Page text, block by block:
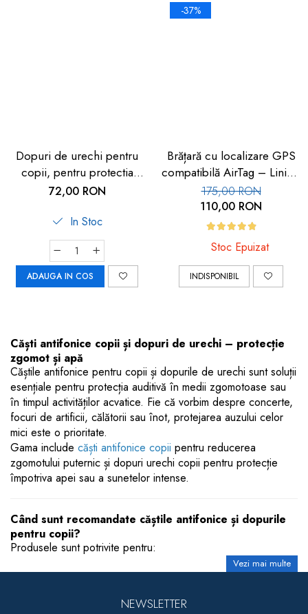
Dopuri de urechi pentru
copii, pentru protectia
auzului impotriva
33dB, 12 bucati, spuma,
portocaliu, SANOHRA Max
Kids
72,00 RON
In Stoc
ADAUGA IN COS
-37%
Brățară cu localizare GPS
compatibilă AirTag – Liniște
pentru părinți
175,00 RON
110,00 RON
Stoc Epuizat
INDISPONIBIL
Căști antifonice copii și dopuri de urechi – protecție
zgomot și apă
Căștile antifonice pentru copii și dopurile de urechi sunt soluții
esențiale pentru protecția auditivă în medii zgomotoase sau
în timpul activităților acvatice. Fie că vorbim despre concerte,
focuri de artificii, călătorii sau înot, protejarea auzului celor
mici este o prioritate.
Gama include căști antifonice copii pentru reducerea
zgomotului puternic și dopuri urechi copii pentru protecție
împotriva apei sau a sunetelor intense.
Când sunt recomandate căștile antifonice și dopurile
pentru copii?
Produsele sunt potrivite pentru:
Vezi mai multe
NEWSLETTER